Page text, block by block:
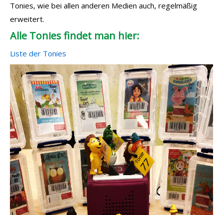
Tonies, wie bei allen anderen Medien auch, regelmäßig
erweitert.
Alle Tonies findet man hier:
Liste der Tonies